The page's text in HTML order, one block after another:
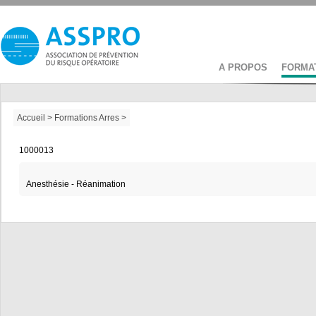
A PROPOS
Accueil > Formations Arres >
1000013
Anesthésie - Réanimation